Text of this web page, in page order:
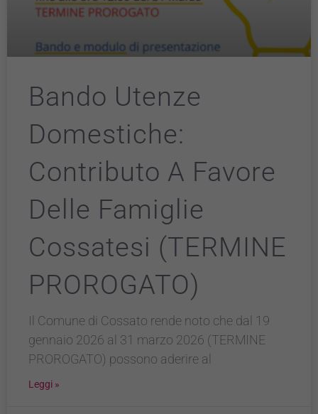
Bando Utenze
Domestiche:
Contributo A Favore
Delle Famiglie
Cossatesi (TERMINE
PROROGATO)
Il Comune di Cossato rende noto che dal 19
gennaio 2026 al 31 marzo 2026 (TERMINE
PROROGATO) possono aderire al
Leggi »